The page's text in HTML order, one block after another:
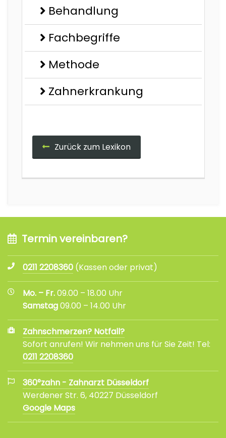
Behandlung
Fachbegriffe
Methode
Zahnerkrankung
Zurück zum Lexikon
Termin vereinbaren?
0211 2208360 (Kassen oder privat)
Mo. – Fr.09.00 – 18.00 Uhr
Samstag09.00 – 14.00 Uhr
Zahnschmerzen? Notfall?
Sofort anrufen! Wir nehmen uns für Sie Zeit! Tel:
0211 2208360
360°zahn - Zahnarzt Düsseldorf
Werdener Str. 6, 40227 Düsseldorf
Google Maps